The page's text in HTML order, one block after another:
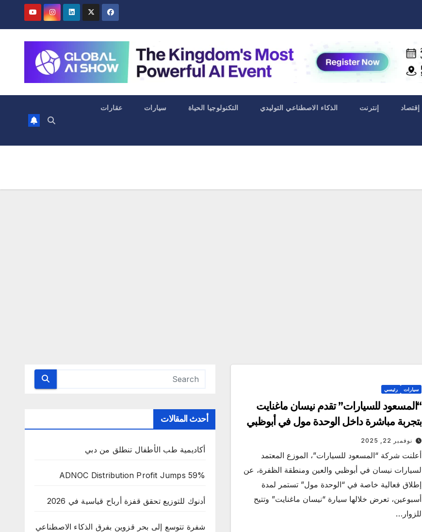
إقتصاد إنترنت الذكاء الاصطناعي التوليدي التكنولوجيا الحياة سيارات عقارات
سيارات رئيسي
“المسعود للسيارات” تقدم نيسان ماغنايت
بتجربة مباشرة داخل الوحدة مول في أبوظبي
نوفمبر 22, 2025
أعلنت شركة “المسعود للسيارات”، الموزع المعتمد
لسيارات نيسان في أبوظبي والعين ومنطقة الظفرة، عن
إطلاق فعالية خاصة في “الوحدة مول” تستمر لمدة
أسبوعين، تعرض خلالها سيارة “نيسان ماغنايت” وتتيح
للزوار…
أحدث المقالات
أكاديمية طب الأطفال تنطلق من دبي
ADNOC Distribution Profit Jumps 59%
أدنوك للتوزيع تحقق قفزة أرباح قياسية في 2026
شفرة تتوسع إلى بحر قزوين بفرق الذكاء الاصطناعي